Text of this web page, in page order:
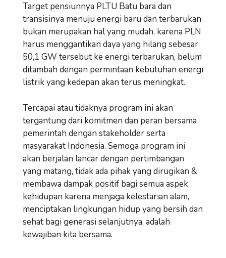
Target pensiunnya PLTU Batu bara dan
transisinya menuju energi baru dan terbarukan
bukan merupakan hal yang mudah, karena PLN
harus menggantikan daya yang hilang sebesar
50,1 GW tersebut ke energi terbarukan, belum
ditambah dengan permintaan kebutuhan energi
listrik yang kedepan akan terus meningkat.
Tercapai atau tidaknya program ini akan
tergantung dari komitmen dan peran bersama
pemerintah dengan stakeholder serta
masyarakat Indonesia. Semoga program ini
akan berjalan lancar dengan pertimbangan
yang matang, tidak ada pihak yang dirugikan &
membawa dampak positif bagi semua aspek
kehidupan karena menjaga kelestarian alam,
menciptakan lingkungan hidup yang bersih dan
sehat bagi generasi selanjutnya, adalah
kewajiban kita bersama.